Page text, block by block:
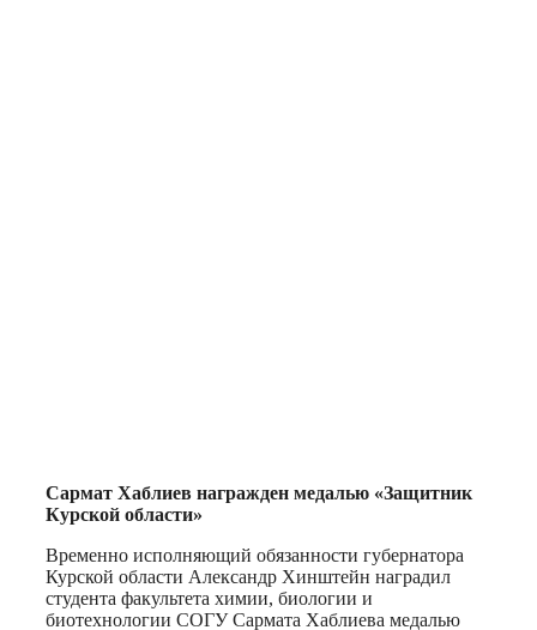
Сармат Хаблиев награжден медалью «Защитник
Курской области»
Временно исполняющий обязанности губернатора
Курской области Александр Хинштейн наградил
студента факультета химии, биологии и
биотехнологии СОГУ Сармата Хаблиева медалью